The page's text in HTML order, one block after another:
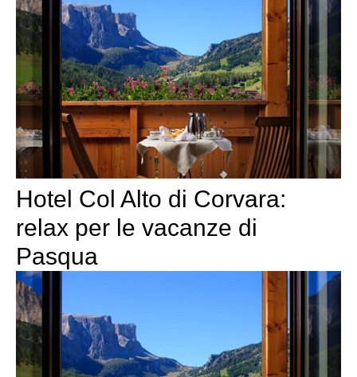
Hotel Col Alto di Corvara:
relax per le vacanze di
Pasqua